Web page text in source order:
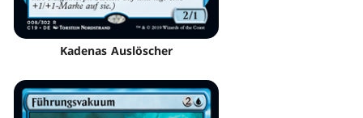
Kadenas Auslöscher